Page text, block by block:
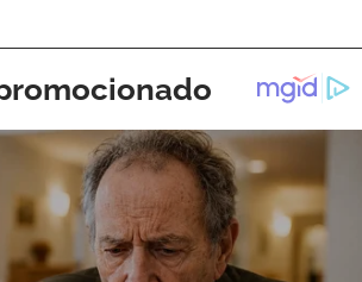
ACEPTAR